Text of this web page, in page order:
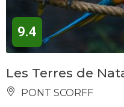
9.4
Les Terres de
PONT SCORFF